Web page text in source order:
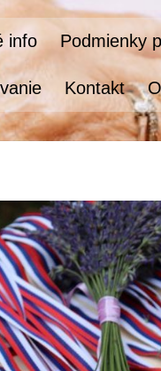
info Podmienky
Kontakt